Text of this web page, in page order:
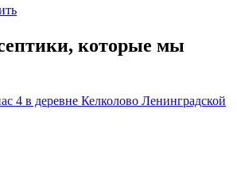
которые мы
4 в деревне Келколово Ленинградской